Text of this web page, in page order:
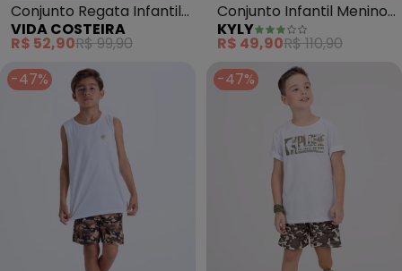
Conjunto Regata Infantil
Just Ride (Branco)
VIDA COSTEIRA
R$ 52,90R$ 99,90
Conjunto Infantil Menino
Lettering (Branco)
KYLY
R$ 49,90R$ 110,90
-47%
-47%